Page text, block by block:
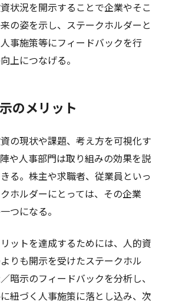
状況を開示することで企業やそこ
の姿を示し、ステークホルダーと
事施策等にフィードバックを行
上につなげる。
のメリット
の現状や課題、考え方を可視化す
や人事部門は取り組みの効果を説
る。株主や求職者、従業員といっ
ホルダーにとっては、その企業
つになる。
ットを達成するためには、人的資
りも開示を受けたステークホル
暗示のフィードバックを分析し、
紐づく人事施策に落とし込み、次